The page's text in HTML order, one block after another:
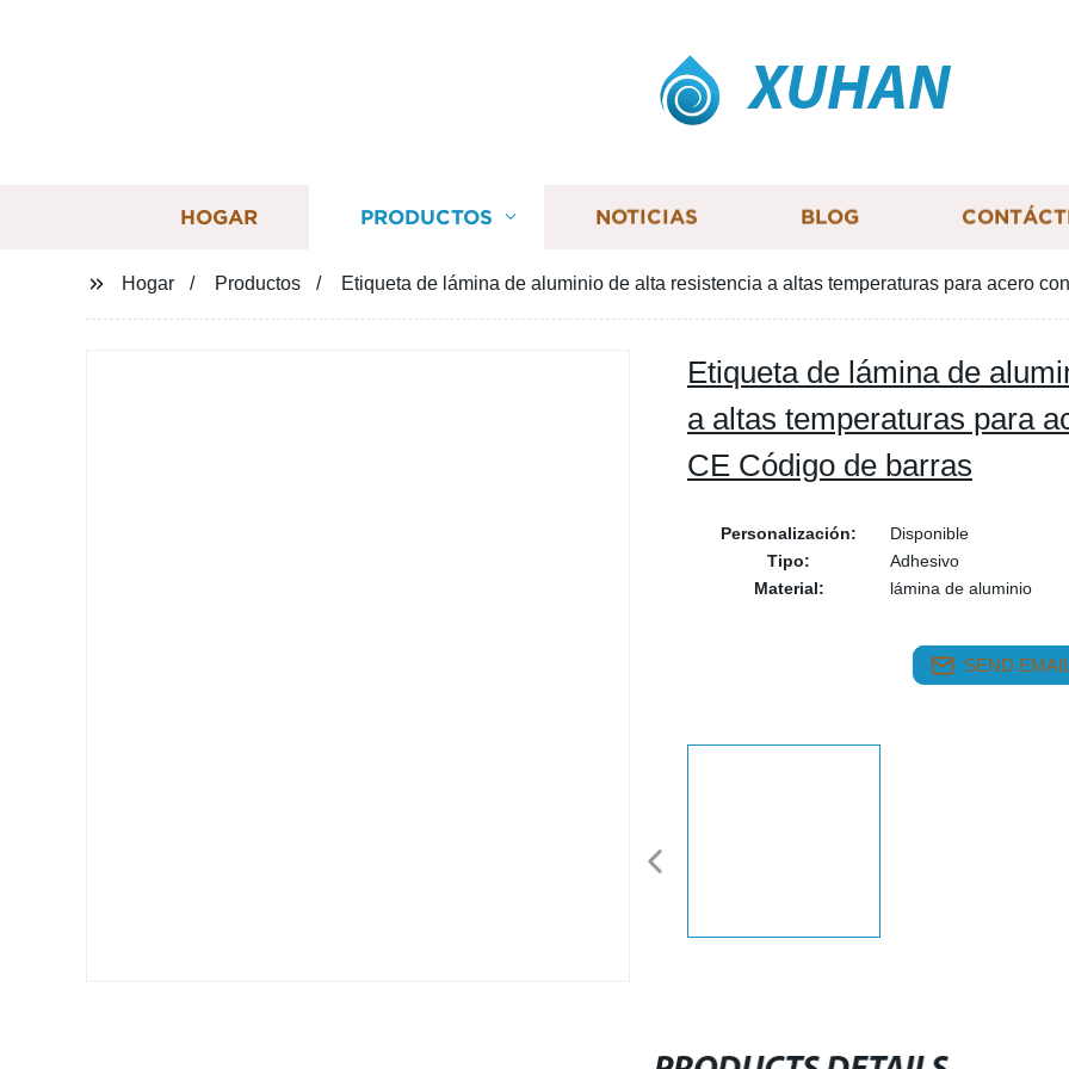
XUHAN
HOGAR PRODUCTOS NOTICIAS BLOG
Hogar Productos Etiqueta de lámina de aluminio de alta resistencia a altas temperaturas para acero
Etiqueta de lámina de
a altas temperaturas para
CE Código de barras
Personalización:
Disponible
Tipo:
Adhesivo
Material:
lámina de aluminio
SEND